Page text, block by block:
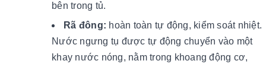
bên trong tủ.
Rã đông: hoàn toàn tự động, kiểm soát nhiệt.
Nước ngưng tụ được tự động chuyển vào một
khay nước nóng, nằm trong khoang động cơ,